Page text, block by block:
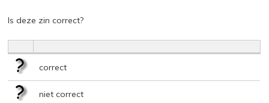
Is deze zin correct?
correct
niet correct